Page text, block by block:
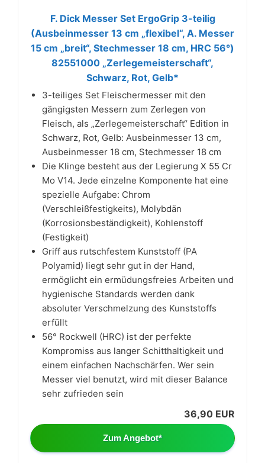
F. Dick Messer Set ErgoGrip 3-teilig
(Ausbeinmesser 13 cm „flexibel“, A. Messer
15 cm „breit“, Stechmesser 18 cm, HRC 56°)
82551000 „Zerlegemeisterschaft“,
Schwarz, Rot, Gelb*
3-teiliges Set Fleischermesser mit den
gängigsten Messern zum Zerlegen von
Fleisch, als „Zerlegemeisterschaft“ Edition in
Schwarz, Rot, Gelb: Ausbeinmesser 13 cm,
Ausbeinmesser 18 cm, Stechmesser 18 cm
Die Klinge besteht aus der Legierung X 55 Cr
Mo V14. Jede einzelne Komponente hat eine
spezielle Aufgabe: Chrom
(Verschleißfestigkeits), Molybdän
(Korrosionsbeständigkeit), Kohlenstoff
(Festigkeit)
Griff aus rutschfestem Kunststoff (PA
Polyamid) liegt sehr gut in der Hand,
ermöglicht ein ermüdungsfreies Arbeiten und
hygienische Standards werden dank
absoluter Verschmelzung des Kunststoffs
erfüllt
56° Rockwell (HRC) ist der perfekte
Kompromiss aus langer Schitthaltigkeit und
einem einfachen Nachschärfen. Wer sein
Messer viel benutzt, wird mit dieser Balance
sehr zufrieden sein
36,90 EUR
Zum Angebot*